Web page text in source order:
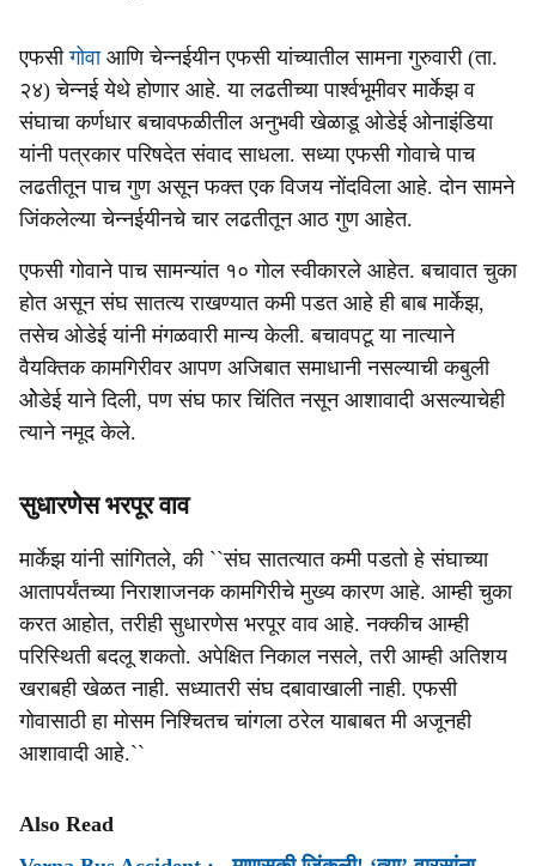
एफसीगोवा आणि चेन्नईयीन एफसी यांच्यातील सामना गुरुवारी (ता.
२४) चेन्नई येथे होणार आहे. या लढतीच्या पार्श्वभूमीवर मार्केझ व
संघाचा कर्णधार बचावफळीतील अनुभवी खेळाडू ओडेई ओनाइंडिया
यांनी पत्रकार परिषदेत संवाद साधला. सध्या एफसी गोवाचे पाच
लढतीतून पाच गुण असून फक्त एक विजय नोंदविला आहे. दोन सामने
जिंकलेल्या चेन्नईयीनचे चार लढतीतून आठ गुण आहेत.
एफसी गोवाने पाच सामन्यांत १० गोल स्वीकारले आहेत. बचावात चुका
होत असून संघ सातत्य राखण्यात कमी पडत आहे ही बाब मार्केझ,
तसेच ओडेई यांनी मंगळवारी मान्य केली. बचावपटू या नात्याने
वैयक्तिक कामगिरीवर आपण अजिबात समाधानी नसल्याची कबुली
ओेडेई याने दिली, पण संघ फार चिंतित नसून आशावादी असल्याचेही
त्याने नमूद केले.
सुधारणेस भरपूर वाव
मार्केझ यांनी सांगितले, की ``संघ सातत्यात कमी पडतो हे संघाच्या
आतापर्यंतच्या निराशाजनक कामगिरीचे मुख्य कारण आहे. आम्ही चुका
करत आहोत, तरीही सुधारणेस भरपूर वाव आहे. नक्कीच आम्ही
परिस्थिती बदलू शकतो. अपेक्षित निकाल नसले, तरी आम्ही अतिशय
खराबही खेळत नाही. सध्यातरी संघ दबावाखाली नाही. एफसी
गोवासाठी हा मोसम निश्चितच चांगला ठरेल याबाबत मी अजूनही
आशावादी आहे.``
Also Read